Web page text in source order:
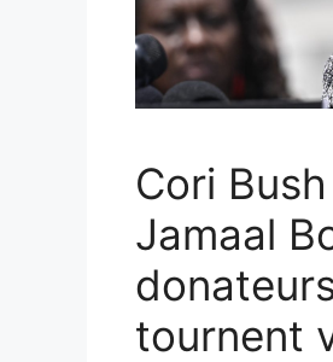
Cori
Jamaal
tournent